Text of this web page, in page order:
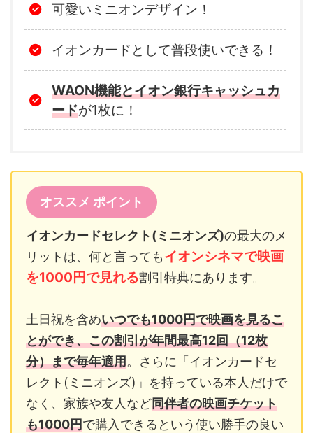
可愛いミニオンデザイン！
イオンカードとして普段使いできる！
WAON機能とイオン銀行キャッシュカ
ードが1枚に！
オススメ ポイント
イオンカードセレクト(ミニオンズ)の最大のメ
リットは、何と言ってもイオンシネマで映画
を1000円で見れる割引特典にあります。
土日祝を含めいつでも1000円で映画を見るこ
とができ、この割引が年間最高12回（12枚
分）まで毎年適用。さらに「イオンカードセ
レクト(ミニオンズ)」を持っている本人だけで
なく、家族や友人など同伴者の映画チケット
も1000円で購入できるという使い勝手の良い